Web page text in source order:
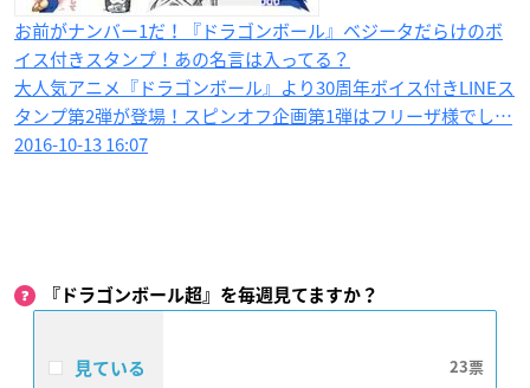
お前がナンバー1だ！『ドラゴンボール』ベジータだらけのボ
イス付きスタンプ！あの名言は入ってる？
大人気アニメ『ドラゴンボール』より30周年ボイス付きLINEス
タンプ第2弾が登場！スピンオフ企画第1弾はフリーザ様でし…
2016-10-13 16:07
『ドラゴンボール超』を毎週見てますか？
見ている 23